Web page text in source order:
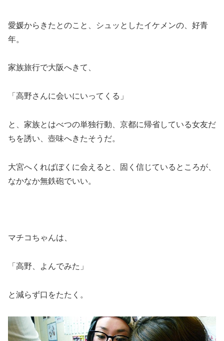
愛媛からきたとのこと、シュッとしたイケメンの、好青
年。
家族旅行で大阪へきて、
「高野さんに会いにいってくる」
と、家族とはべつの単独行動、京都に帰省している女友だ
ちを誘い、壺味へきたそうだ。
大宮へくればぼくに会えると、固く信じているところが、
なかなか無鉄砲でいい。
マチコちゃんは、
「高野、よんでみた」
と減らず口をたたく。